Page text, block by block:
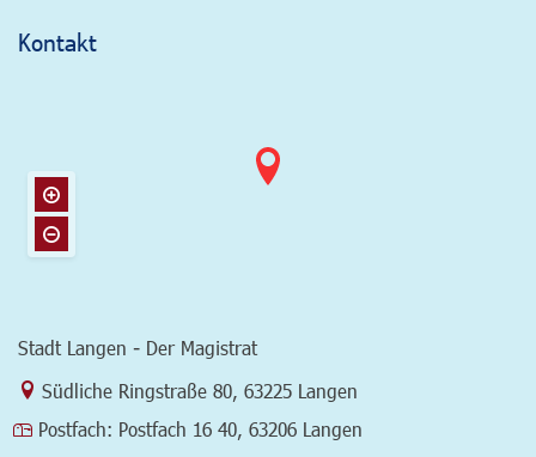
Kontakt
Stadt Langen - Der Magistrat
Link zur Google-Maps Navigation
Südliche Ringstraße 80 63225 Langen
Postfach: Postfach 16 40, 63206 Langen